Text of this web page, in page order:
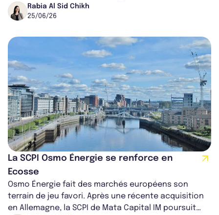
plusieurs locataires de référence, cet...
Rabia Al Sid Chikh
25/06/26
La SCPI Osmo Énergie se renforce en
Ecosse
Osmo Énergie fait des marchés européens son
terrain de jeu favori. Après une récente acquisition
en Allemagne, la SCPI de Mata Capital IM poursuit